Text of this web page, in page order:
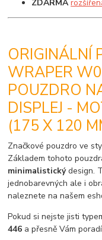
ZDARMA
ORIGINÁLNÍ
WRAPER
POUZDRO
DISPLEJ -
(175 X 120
Značkové pouzdro ve
Základem tohoto
minimalistickýdesign.
jednobarevných ale i
naleznete na našem
Pokud si nejste jisti
446 a přesně Vám